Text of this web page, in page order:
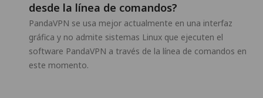
desde la línea de comandos?
PandaVPN se usa mejor actualmente en una interfaz
gráfica y no admite sistemas Linux que ejecuten el
software PandaVPN a través de la línea de comandos en
este momento.